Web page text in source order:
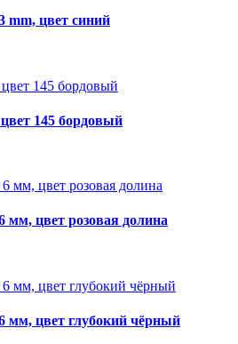
mm, цвет синий
145 бордовый
мм, цвет розовая долина
мм, цвет глубокий чёрный